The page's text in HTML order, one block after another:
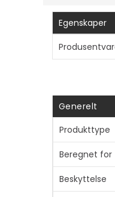
Egenskaper
Generelt
Produkttype
Beregnet for
Beskyttelse